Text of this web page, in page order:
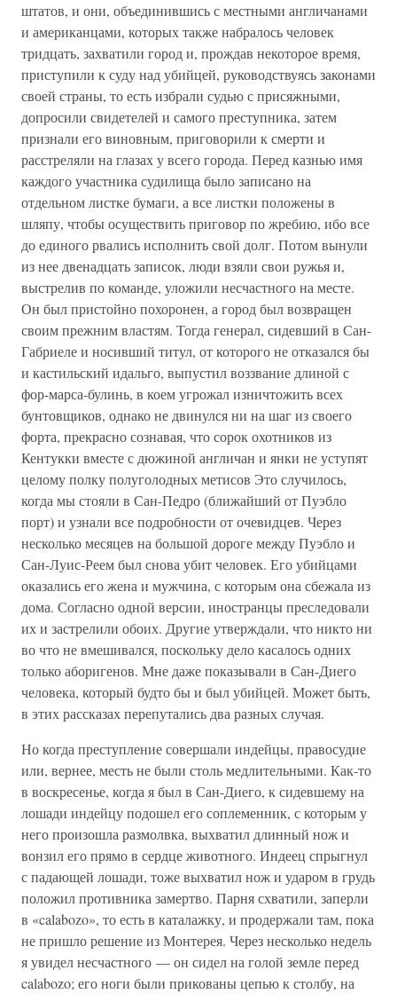
штатов, и они, объединившись с местными англичанами
и американцами, которых также набралось человек
тридцать, захватили город и, прождав некоторое время,
приступили к суду над убийцей, руководствуясь законами
своей страны, то есть избрали судью с присяжными,
допросили свидетелей и самого преступника, затем
признали его виновным, приговорили к смерти и
расстреляли на глазах у всего города. Перед казнью имя
каждого участника судилища было записано на
отдельном листке бумаги, а все листки положены в
шляпу, чтобы осуществить приговор по жребию, ибо все
до единого рвались исполнить свой долг. Потом вынули
из нее двенадцать записок, люди взяли свои ружья и,
выстрелив по команде, уложили несчастного на месте.
Он был пристойно похоронен, а город был возвращен
своим прежним властям. Тогда генерал, сидевший в Сан-
Габриеле и носивший титул, от которого не отказался бы
и кастильский идальго, выпустил воззвание длиной с
фор-марса-булинь, в коем угрожал изничтожить всех
бунтовщиков, однако не двинулся ни на шаг из своего
форта, прекрасно сознавая, что сорок охотников из
Кентукки вместе с дюжиной англичан и янки не уступят
целому полку полуголодных метисов Это случилось,
когда мы стояли в Сан-Педро (ближайший от Пуэбло
порт) и узнали все подробности от очевидцев. Через
несколько месяцев на большой дороге между Пуэбло и
Сан-Луис-Реем был снова убит человек. Его убийцами
оказались его жена и мужчина, с которым она сбежала из
дома. Согласно одной версии, иностранцы преследовали
их и застрелили обоих. Другие утверждали, что никто ни
во что не вмешивался, поскольку дело касалось одних
только аборигенов. Мне даже показывали в Сан-Диего
человека, который будто бы и был убийцей. Может быть,
в этих рассказах перепутались два разных случая.
Но когда преступление совершали индейцы, правосудие
или, вернее, месть не были столь медлительными. Как-то
в воскресенье, когда я был в Сан-Диего, к сидевшему на
лошади индейцу подошел его соплеменник, с которым у
него произошла размолвка, выхватил длинный нож и
вонзил его прямо в сердце животного. Индеец спрыгнул
с падающей лошади, тоже выхватил нож и ударом в грудь
положил противника замертво. Парня схватили, заперли
в «calabozo», то есть в каталажку, и продержали там, пока
не пришло решение из Монтерея. Через несколько недель
я увидел несчастного — он сидел на голой земле перед
calabozo; его ноги были прикованы цепью к столбу, на